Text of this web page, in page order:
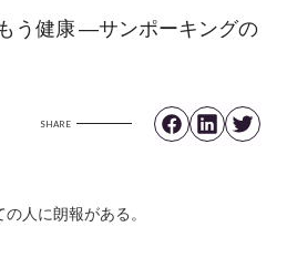
う健康 ―サンポーキングの
SHARE
人に朗報がある。